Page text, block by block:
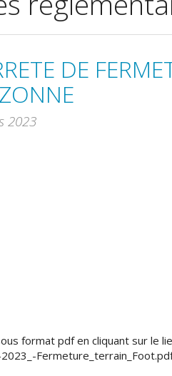
DE
2023
format pdf en cliquant sur le